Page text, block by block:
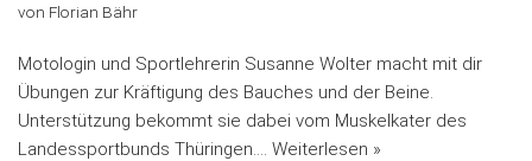
von Florian Bähr
Motologin und Sportlehrerin Susanne Wolter macht mit dir
Übungen zur Kräftigung des Bauches und der Beine.
Unterstützung bekommt sie dabei vom Muskelkater des
Landessportbunds Thüringen.… Weiterlesen »